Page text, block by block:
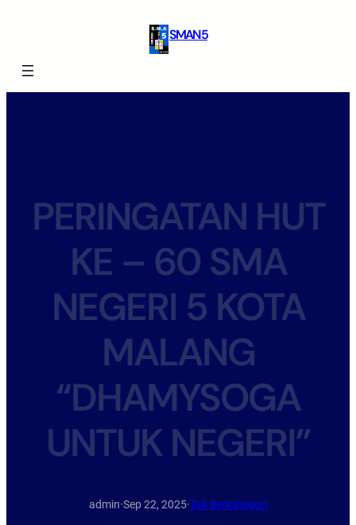
SMAN 5
PERINGATAN HUT
KE – 60 SMA
NEGERI 5 KOTA
MALANG
“DHAMYSOGA
UNTUK NEGERI”
admin·Sep 22, 2025·Tak Berkategori